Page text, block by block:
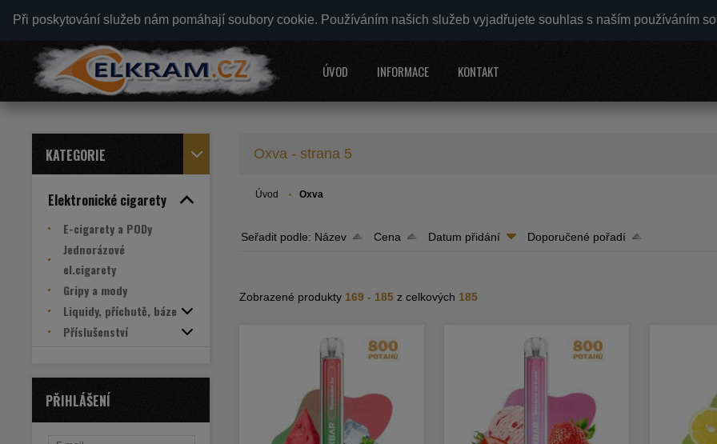
Při poskytování služeb nám pomáhají soubory cookie. Používáním našich služeb vyjadřujete souhlas s naším používáním
ÚVOD INFORMACE KONTAKT
KATEGORIE
Elektronické cigarety
E-cigarety a PODy
Jednorázové
el.cigarety
Gripy a mody
Liquidy, příchutě, báze
Příslušenství
PŘIHLÁŠENÍ
Oxva - strana 5
Úvod Oxva
Seřadit podle: Název Cena Datum přidání Doporučené pořadí
Zobrazené produkty 169 - 185 z celkových 185